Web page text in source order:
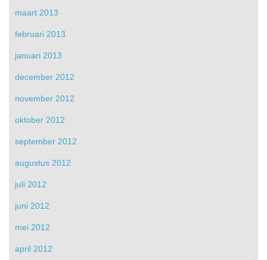
maart 2013
februari 2013
januari 2013
december 2012
november 2012
oktober 2012
september 2012
augustus 2012
juli 2012
juni 2012
mei 2012
april 2012